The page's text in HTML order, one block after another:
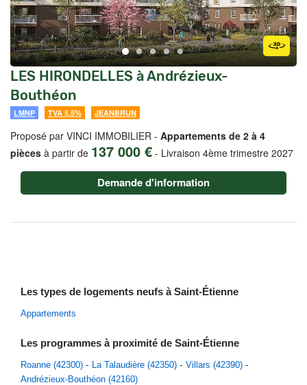
LES HIRONDELLES à Andrézieux-
Bouthéon
LMNP TVA 5.5% JEANBRUN
Proposé par VINCI IMMOBILIER - Appartements de 2 à 4
pièces à partir de 137 000 € - Livraison 4ème trimestre 2027
Demande d'information
Les types de logements neufs à Saint-Étienne
Appartements
Les programmes à proximité de Saint-Étienne
Roanne (42300) La Talaudière (42350)
Villars (42390)
Andrézieux-Bouthéon (42160)